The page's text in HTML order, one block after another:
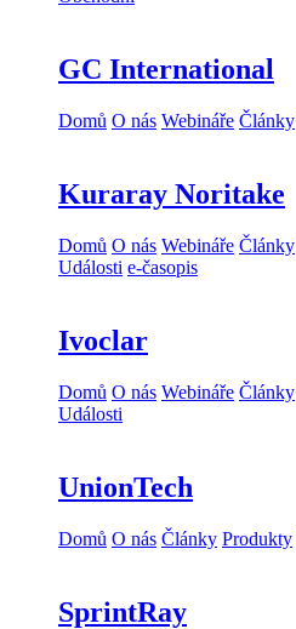
GC International
Domů O nás Webináře Články
Kuraray Noritake
Domů O nás Webináře Články
Události e-časopis
Ivoclar
Domů O nás Webináře Články
Události
UnionTech
Domů O nás Články Produkty
SprintRay